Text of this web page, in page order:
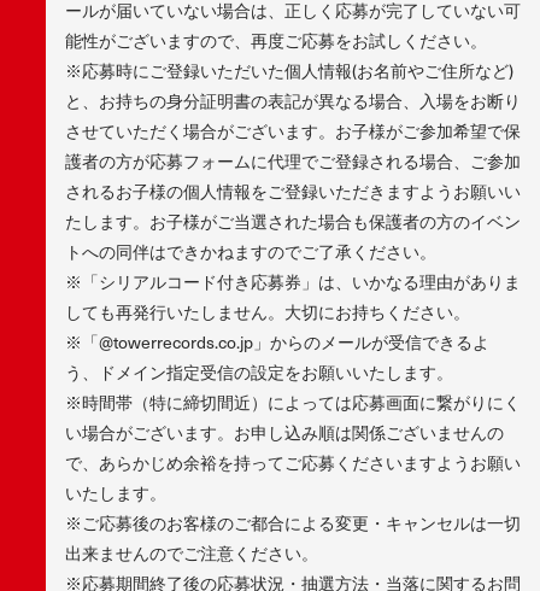
ールが届いていない場合は、正しく応募が完了していない可
能性がございますので、再度ご応募をお試しください。
※応募時にご登録いただいた個人情報(お名前やご住所など)
と、お持ちの身分証明書の表記が異なる場合、入場をお断り
させていただく場合がございます。お子様がご参加希望で保
護者の方が応募フォームに代理でご登録される場合、ご参加
されるお子様の個人情報をご登録いただきますようお願いい
たします。お子様がご当選された場合も保護者の方のイベン
トへの同伴はできかねますのでご了承ください。
※「シリアルコード付き応募券」は、いかなる理由がありま
しても再発行いたしません。大切にお持ちください。
※「@towerrecords.co.jp」からのメールが受信できるよ
う、ドメイン指定受信の設定をお願いいたします。
※時間帯（特に締切間近）によっては応募画面に繋がりにく
い場合がございます。お申し込み順は関係ございませんの
で、あらかじめ余裕を持ってご応募くださいますようお願い
いたします。
※ご応募後のお客様のご都合による変更・キャンセルは一切
出来ませんのでご注意ください。
※応募期間終了後の応募状況・抽選方法・当落に関するお問